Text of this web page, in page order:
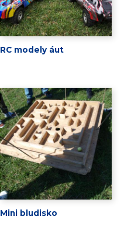
RC modely áut
Mini bludisko